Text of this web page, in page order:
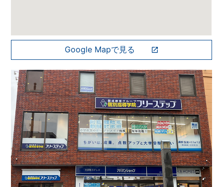
Google Mapで見る